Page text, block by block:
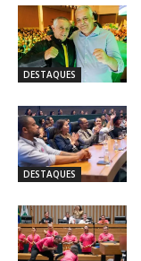
DESTAQUES
DESTAQUES